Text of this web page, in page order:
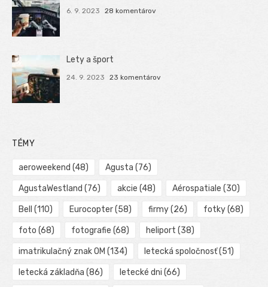
6. 9. 2023 28 komentárov
Lety a šport
24. 9. 2023 23 komentárov
TÉMY
aeroweekend (48) Agusta (76)
AgustaWestland (76) akcie (48) Aérospatiale (30)
Bell (110) Eurocopter(58) firmy(26) fotky(68)
foto (68) fotografie (68) heliport (38)
imatrikulačný znak OM (134) letecká spoločnosť(51)
letecká základňa (86) letecké dni (66)